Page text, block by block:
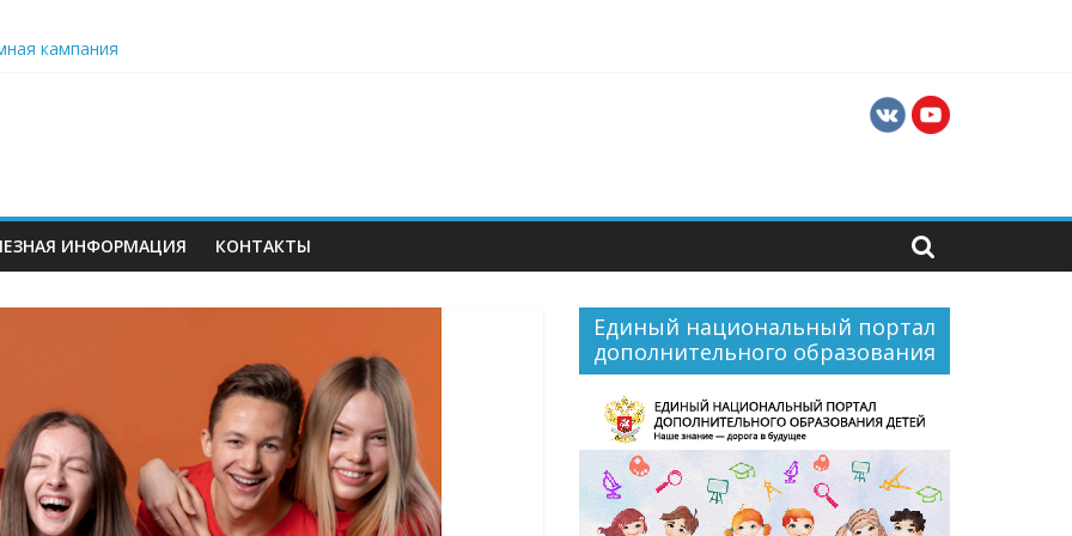
кампания
серию бесплатных образовательных вебинаров для педагогов и руководителей хореографических
цветов»
ИНФОРМАЦИЯ КОНТАКТЫ
Единый национальный портал
дополнительного образования